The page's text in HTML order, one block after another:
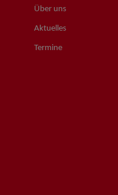
Über uns
Aktuelles
Termine